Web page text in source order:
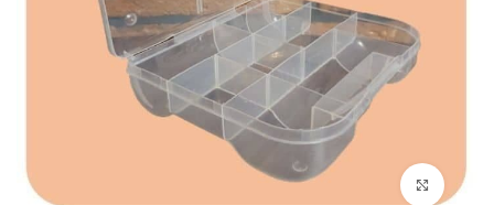
برای بزرگنمایی کلیک کنید